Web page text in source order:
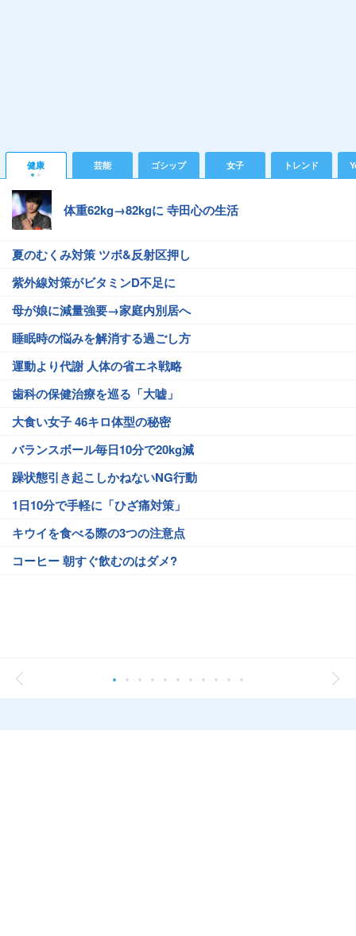
健康 芸能 ゴシップ 女子 トレンド
体重62kg→82kgに 寺田心の生活
夏のむくみ対策 ツボ&反射区押し
紫外線対策がビタミンD不足に
母が娘に減量強要→家庭内別居へ
睡眠時の悩みを解消する過ごし方
運動より代謝 人体の省エネ戦略
歯科の保健治療を巡る「大嘘」
大食い女子 46キロ体型の秘密
バランスボール毎日10分で20kg減
躁状態引き起こしかねないNG行動
1日10分で手軽に「ひざ痛対策」
キウイを食べる際の3つの注意点
コーヒー 朝すぐ飲むのはダメ?